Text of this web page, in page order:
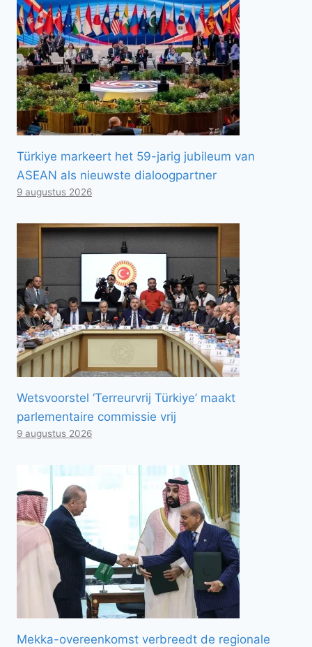
Türkiye markeert het 59-jarig jubileum van
ASEAN als nieuwste dialoogpartner
9 augustus 2026
Wetsvoorstel ‘Terreurvrij Türkiye’ maakt
parlementaire commissie vrij
9 augustus 2026
Mekka-overeenkomst verbreedt de regionale